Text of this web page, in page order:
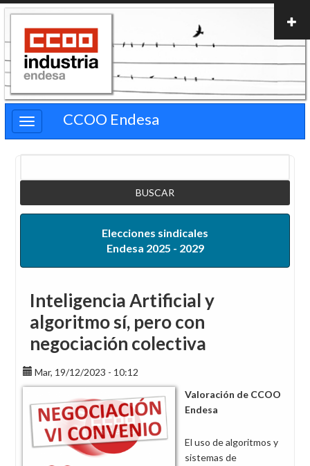
Pasar
contenido
principal
CCOO Endesa
Elecciones sindicales
Endesa 2025 - 2029
Inteligencia Artificial y
algoritmo sí, pero con
negociación colectiva
Mar, 19/12/2023 - 10:12
Valoración de CCOO
Endesa
El uso de algoritmos y
sistemas de